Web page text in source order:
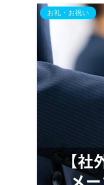
お礼・お祝い